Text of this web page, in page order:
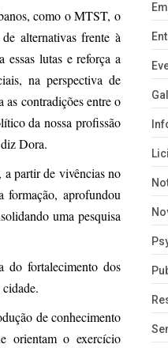
como o MTST, o
alternativas frente à
lutas e reforça a
na perspectiva de
as contradições entre o
da nossa profissão
Dora.
partir de vivências no
formação, aprofundou
uma pesquisa
do fortalecimento dos
de conhecimento
orientam o exercício